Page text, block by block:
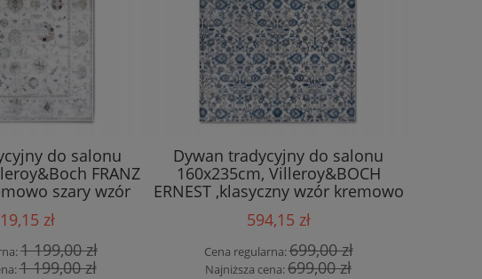
do salonu
FRANZ
szary wzór
zł
1 199,00 zł
1 199,00 zł
Dywan tradycyjny do salonu
160x235cm, Villeroy&BOCH
ERNEST ,klasyczny wzór kremowo
niebieski
594,15 zł
Cena regularna:699,00 zł
Najniższa cena:699,00 zł